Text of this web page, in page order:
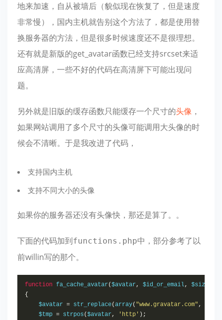
地来加速，自从被墙后（貌似现在恢复了，但是速度
非常慢），国内主机就告别这个方法了，都是使用替
换服务器的方法，但是很多时候速度还不是很理想。
还有就是新版的get_avatar函数已经支持srcset来适
应高清屏，一些不好的代码在高清屏下可能出现问
题。
另外就是旧版的缓存函数只能缓存一个尺寸的头像 ，
如果网站调用了多个尺寸的头像可能调用大头像的时
候会不清晰。于是我改进了代码，
支持国内主机
支持不同大小的头像
如果你的服务器还没有头像快，那还是算了。。
下面的代码加到functions.php中，部分参考了以
前willin写的那个。
function fa_cache_avatar($avatar, $id_or_email, $size
{
    $avatar
= str_replace(array( "www.gravatar.com" ,
    $tmp
= strpos ($avatar, 'http' );